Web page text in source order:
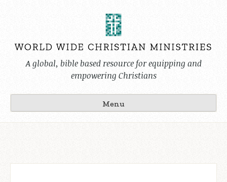
A global, bible based resource for equipping and
empowering Christians
Menu